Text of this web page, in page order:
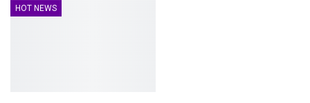
HOT NEWS